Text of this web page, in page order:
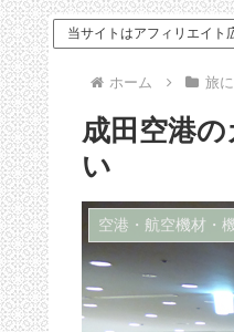
当サイトはアフィリエイト
ホーム 旅
成田空港
い
空港・航空機材・